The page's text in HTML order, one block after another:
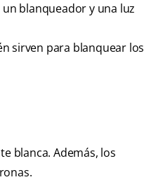
blanqueador y una luz
sirven para blanquear los
blanca. Además, los